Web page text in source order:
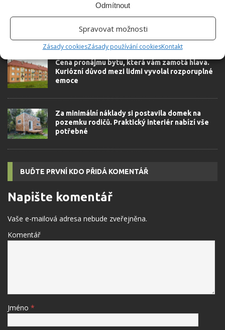
Odmítnout
Spravovat možnosti
Zásady cookiesZásady používání cookiesKontakt
Cena pronájmu bytu, která vám zamotá hlava.
Kuriózní důvod mezi lidmi vyvolal rozporuplné
emoce
Za minimální náklady si postavila domek na
pozemku rodičů. Praktický interiér nabízí vše
potřebné
BUĎTE PRVNÍ KDO PŘIDÁ KOMENTÁŘ
Napište komentář
Vaše e-mailová adresa nebude zveřejněna.
Komentář
Jméno *